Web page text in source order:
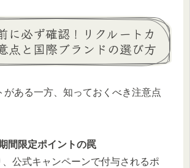
に必ず確認！リクルートカ
点と国際ブランドの選び方
がある一方、知っておくべき注意点
間限定ポイントの罠
公式キャンペーンで付与されるポ